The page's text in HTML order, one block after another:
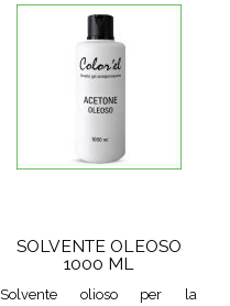
SOLVENTE OLEOSO
1000 ML
Solvente olioso per la